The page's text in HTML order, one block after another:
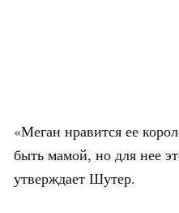
«Меган нравится ее
быть мамой, но для нее
утверждает Шутер.